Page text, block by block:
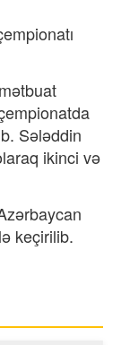
Sələddin
ikinci və
keçirilib.